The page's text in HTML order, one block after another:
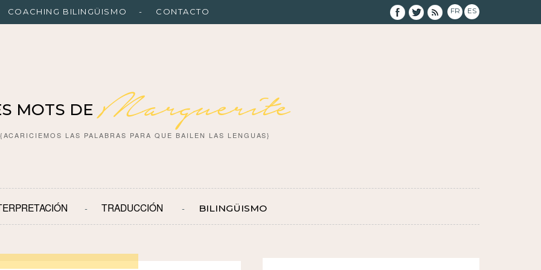
COACHING BILINGÜISMO CONTACTO FR ES
MOTS DE Marguerite
{ACARICIEMOS LAS PALABRAS PARA QUE BAILEN LAS LENGUAS}
TRADUCCIÓN BILINGÜISMO